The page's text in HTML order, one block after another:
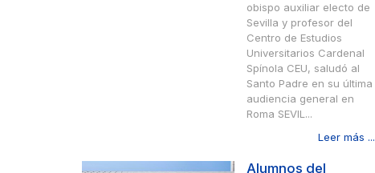
obispo auxiliar electo de
Sevilla y profesor del
Centro de Estudios
Universitarios Cardenal
Spínola CEU, saludó al
Santo Padre en su última
audiencia general en
Roma SEVIL...
Leer más ...
Alumnos del